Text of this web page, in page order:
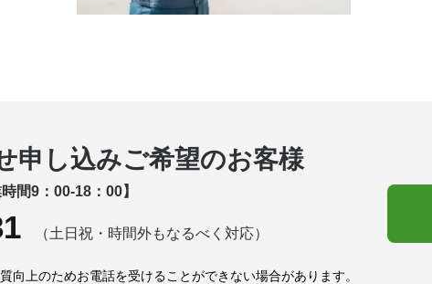
申し込みご希望のお客様
間9：00-18：00】
（土日祝・時間外もなるべく対応）
向上のためお電話を受けることができない場合があります。